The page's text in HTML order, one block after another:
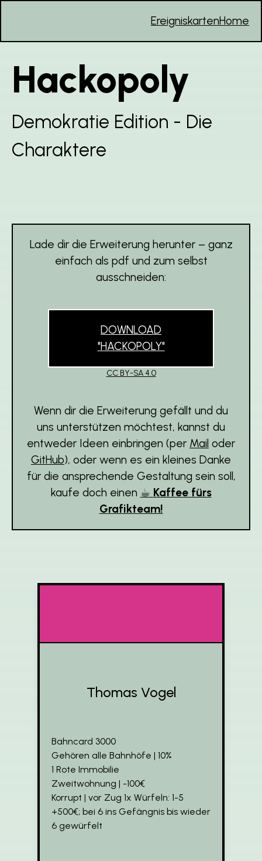
EreigniskartenHome
Hackopoly
Demokratie Edition - Die
Charaktere
Lade dir die Erweiterung herunter – ganz
einfach als pdf und zum selbst
ausschneiden:
DOWNLOAD
"HACKOPOLY"
CC BY-SA 4.0
Wenn dir die Erweiterung gefällt und du
uns unterstützen möchtest, kannst du
entweder Ideen einbringen (per Mail oder
GitHub), oder wenn es ein kleines Danke
für die ansprechende Gestaltung sein soll,
kaufe doch einen ☕︎ Kaffee fürs
Grafikteam!
Thomas Vogel
Bahncard 3000
Gehören alle Bahnhöfe | 10%
1 Rote Immobilie
Zweitwohnung | -100€
Korrupt | vor Zug 1x Würfeln: 1-5
+500€; bei 6 ins Gefängnis bis wieder
6 gewürfelt